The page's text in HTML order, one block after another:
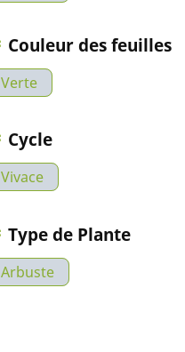
Couleur des feuilles
Verte
Cycle
Vivace
Type de Plante
Arbuste